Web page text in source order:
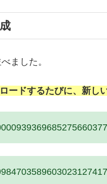
ました。
ードするたびに、新し